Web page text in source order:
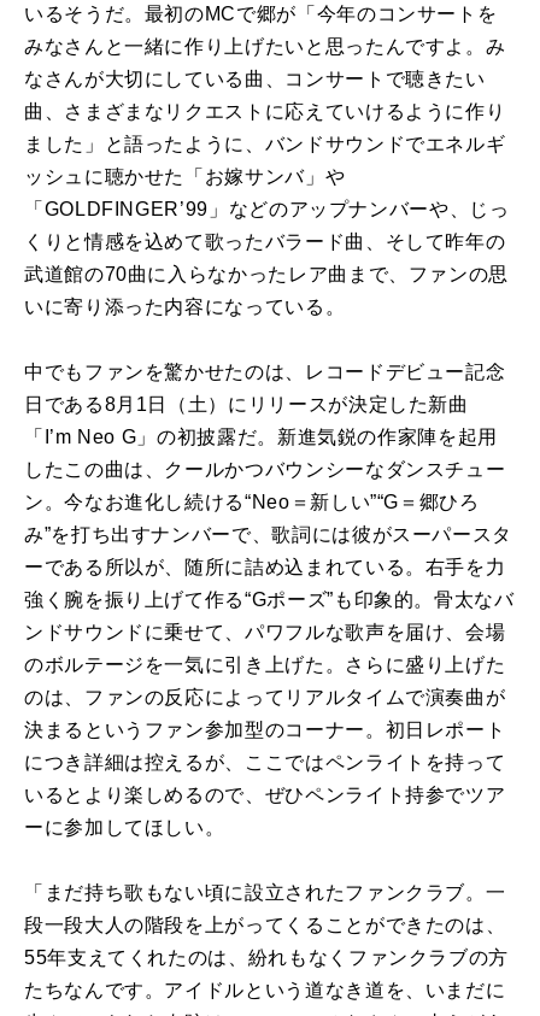
いるそうだ。最初のMCで郷が「今年のコンサートを
みなさんと一緒に作り上げたいと思ったんですよ。み
なさんが大切にしている曲、コンサートで聴きたい
曲、さまざまなリクエストに応えていけるように作り
ました」と語ったように、バンドサウンドでエネルギ
ッシュに聴かせた「お嫁サンバ」や
「GOLDFINGER’99」などのアップナンバーや、じっ
くりと情感を込めて歌ったバラード曲、そして昨年の
武道館の70曲に入らなかったレア曲まで、ファンの思
いに寄り添った内容になっている。
中でもファンを驚かせたのは、レコードデビュー記念
日である8月1日（土）にリリースが決定した新曲
「I’m Neo G」の初披露だ。新進気鋭の作家陣を起用
したこの曲は、クールかつバウンシーなダンスチュー
ン。今なお進化し続ける“Neo＝新しい”“G＝郷ひろ
み”を打ち出すナンバーで、歌詞には彼がスーパースタ
ーである所以が、随所に詰め込まれている。右手を力
強く腕を振り上げて作る“Gポーズ”も印象的。骨太なバ
ンドサウンドに乗せて、パワフルな歌声を届け、会場
のボルテージを一気に引き上げた。さらに盛り上げた
のは、ファンの反応によってリアルタイムで演奏曲が
決まるというファン参加型のコーナー。初日レポート
につき詳細は控えるが、ここではペンライトを持って
いるとより楽しめるので、ぜひペンライト持参でツア
ーに参加してほしい。
「まだ持ち歌もない頃に設立されたファンクラブ。一
段一段大人の階段を上がってくることができたのは、
55年支えてくれたのは、紛れもなくファンクラブの方
たちなんです。アイドルという道なき道を、いまだに